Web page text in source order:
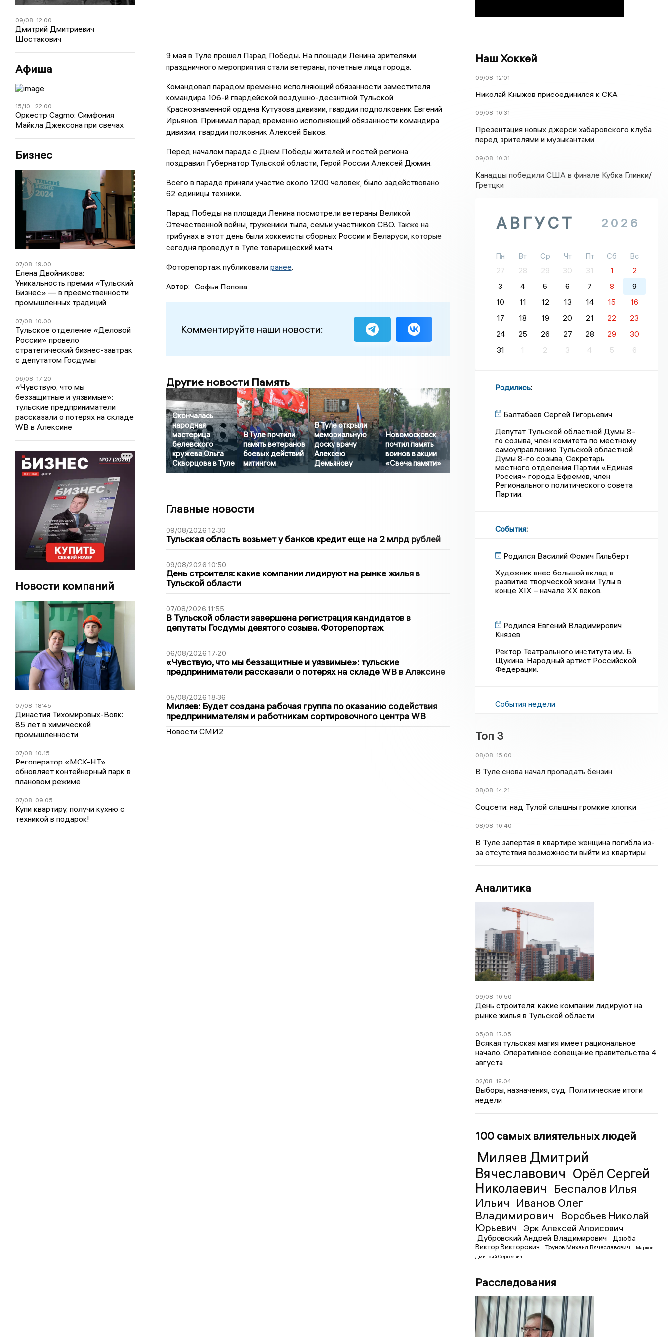
09/08 12:00
Дмитрий Дмитриевич
Шостакович
Афиша
15/10 22:00
Оркестр Cagmo: Симфония
Майкла Джексона при свечах
Бизнес
07/08 19:00
Елена Двойникова:
Уникальность премии «Тульский
Бизнес» — в преемственности
промышленных традиций
07/08 10:00
Тульское отделение «Деловой
России» провело
стратегический бизнес-завтрак
с депутатом Госдумы
06/08 17:20
«Чувствую, что мы
беззащитные и уязвимые»:
тульские предприниматели
рассказали о потерях на складе
WB в Алексине
Новости компаний
07/08 18:45
Династия Тихомировых-Вовк:
85 лет в химической
промышленности
07/08 10:15
Регоператор «МСК-НТ»
обновляет контейнерный парк в
плановом режиме
07/08 09:05
Купи квартиру, получи кухню с
техникой в подарок!
9 мая в Туле прошел Парад Победы. На площади Ленина зрителями
праздничного мероприятия стали ветераны, почетные лица города.
Командовал парадом временно исполняющий обязанности заместителя
командира 106-й гвардейской воздушно-десантной Тульской
Краснознаменной ордена Кутузова дивизии, гвардии подполковник Евгений
Ирьянов. Принимал парад временно исполняющий обязанности командира
дивизии, гвардии полковник Алексей Быков.
Перед началом парада с Днем Победы жителей и гостей региона
поздравил Губернатор Тульской области, Герой России Алексей Дюмин.
Всего в параде приняли участие около 1200 человек, было задействовано
62 единицы техники.
Парад Победы на площади Ленина посмотрели ветераны Великой
Отечественной войны, труженики тыла, семьи участников СВО. Также на
трибунах в этот день были хоккеисты сборных России и Беларуси, которые
сегодня проведут в Туле товарищеский матч.
Фоторепортаж публиковали ранее.
Автор: Софья Попова
Комментируйте наши новости:
Другие новости Память
Скончалась
народная
мастерица
белевского
кружева Ольга
Скворцова в Туле
В Туле почтили
память ветеранов
боевых действий
митингом
В Туле открыли
мемориальную
доску врачу
Алексею
Демьянову
Новомосковск
почтил память
воинов в акции
«Свеча памяти»
Главные новости
09/08/2026 12:30
Тульская область возьмет у банков кредит еще на 2 млрд рублей
09/08/2026 10:50
День строителя: какие компании лидируют на рынке жилья в
Тульской области
07/08/2026 11:55
В Тульской области завершена регистрация кандидатов в
депутаты Госдумы девятого созыва. Фоторепортаж
06/08/2026 17:20
«Чувствую, что мы беззащитные и уязвимые»: тульские
предприниматели рассказали о потерях на складе WB в Алексине
05/08/2026 18:36
Миляев: Будет создана рабочая группа по оказанию содействия
предпринимателям и работникам сортировочного центра WB
Новости СМИ2
Наш Хоккей
09/08 12:01
Николай Кныжов присоединился к СКА
09/08 10:31
Презентация новых джерси хабаровского клуба
перед зрителями и музыкантами
09/08 10:31
Канадцы победили США в финале Кубка Глинки/
Гретцки
АВГУСТ 2026
Пн Вт Ср Чт Пт Сб
Вс
27
28 29 30 31 1
2
3
4 5 6 7 8
9
10
11 12 13 14 15
16
17
18 19 20 21 22
23
24
25 26 27 28 29
30
31
1 2 3 4 5 6
Родились:
Балтабаев Сергей Гигорьевич
Депутат Тульской областной Думы 8-
го созыва, член комитета по местному
самоуправлению Тульской областной
Думы 8-го созыва, Секретарь
местного отделения Партии «Единая
Россия» города Ефремов, член
Регионального политического совета
Партии.
События:
Родился Василий Фомич Гильберт
Художник внес большой вклад в
развитие творческой жизни Тулы в
конце XIX – начале XX веков.
Родился Евгений Владимирович
Князев
Ректор Театрального института им. Б.
Щукина. Народный артист Российской
Федерации.
События недели
Топ 3
08/08 15:00
В Туле снова начал пропадать бензин
08/08 14:21
Соцсети: над Тулой слышны громкие хлопки
08/08 10:40
В Туле запертая в квартире женщина погибла из-
за отсутствия возможности выйти из квартиры
Аналитика
09/08 10:50
День строителя: какие компании лидируют на
рынке жилья в Тульской области
05/08 17:05
Всякая тульская магия имеет рациональное
начало. Оперативное совещание правительства 4
августа
02/08 19:04
Выборы, назначения, суд. Политические итоги
недели
100 самых влиятельных людей
Миляев Дмитрий
Вячеславович Орёл Сергей
Николаевич Беспалов Илья
Ильич
Иванов Олег
Владимирович
Воробьев Николай
Юрьевич
Эрк Алексей Алоисович
Дубровский Андрей Владимирович
Дзюба
Виктор Викторович
Трунов Михаил Вячеславович
Марков
Дмитрий Сергеевич
Расследования